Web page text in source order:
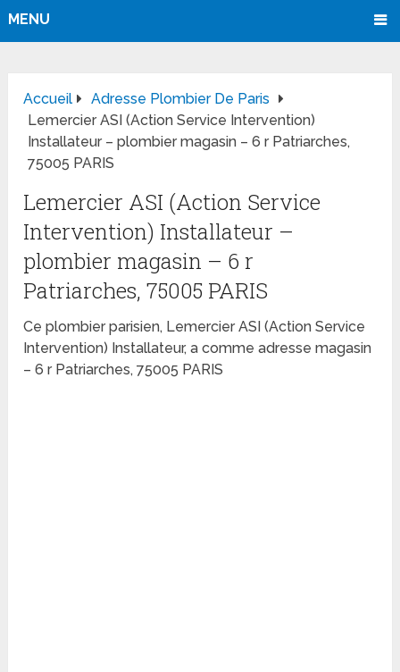
MENU
Accueil
Adresse Plombier De Paris
Lemercier ASI (Action Service Intervention)
Installateur – plombier magasin – 6 r Patriarches,
75005 PARIS
Lemercier ASI (Action Service
Intervention) Installateur –
plombier magasin – 6 r
Patriarches, 75005 PARIS
Ce plombier parisien, Lemercier ASI (Action Service
Intervention) Installateur, a comme adresse magasin
– 6 r Patriarches, 75005 PARIS